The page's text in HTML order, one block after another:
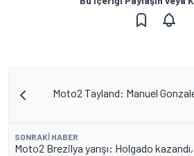
Moto2 Tayland: Manuel
SONRAKI HABER
Moto2 Brezilya yarışı: Holgado